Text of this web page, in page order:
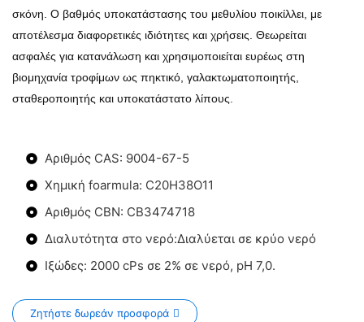
σκόνη. Ο βαθμός υποκατάστασης του μεθυλίου ποικίλλει, με
αποτέλεσμα διαφορετικές ιδιότητες και χρήσεις. Θεωρείται
ασφαλές για κατανάλωση και χρησιμοποιείται ευρέως στη
βιομηχανία τροφίμων ως πηκτικό, γαλακτωματοποιητής,
σταθεροποιητής και υποκατάστατο λίπους.
Αριθμός CAS: 9004-67-5
Χημική foarmula: C20H38O11
Αριθμός CBN: CB3474718
Διαλυτότητα στο νερό:Διαλύεται σε κρύο νερό
Ιξώδες: 2000 cPs σε 2% σε νερό, pH 7,0.
Ζητήστε δωρεάν προσφορά